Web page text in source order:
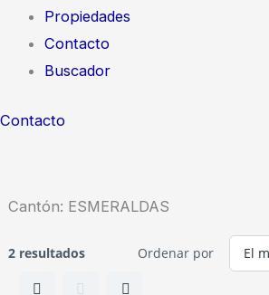
Propiedades
Contacto
Buscador
Contacto
Cantón: ESMERALDAS
2 resultados Ordenar por